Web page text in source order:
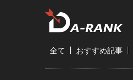
全て おすすめ記事